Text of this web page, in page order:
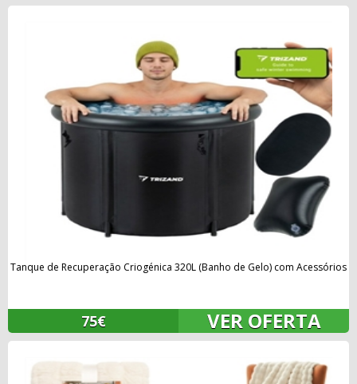
Tanque de Recuperação Criogénica 320L (Banho de Gelo) com Acessórios
75€ VER OFERTA